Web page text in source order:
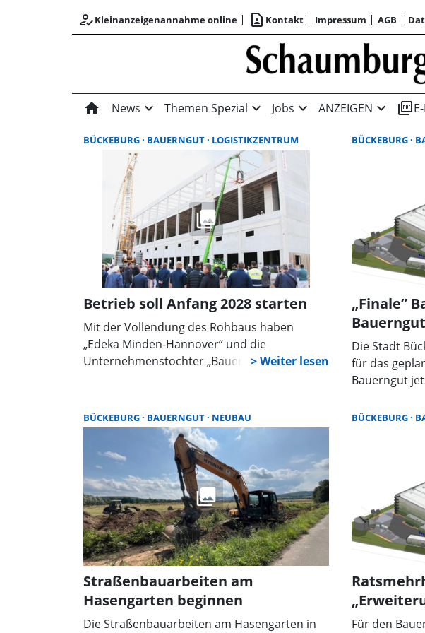
how_to_regKleinanzeigenannahme online contact_page Kontakt Impressum AGB
home News expand_more Themen Spezial expand_more Jobs expand_more ANZEIGEN expand_more picture_as_pdf
BÜCKEBURG BAUERNGUT LOGISTIKZENTRUM
Betrieb soll Anfang 2028 starten
Mit der Vollendung des Rohbaus haben
„Edeka Minden-Hannover“ und die
Unternehmenstochter „Bauerngut“ einen
Bückeburg vollzogen. Beim Richtfest mit
Vertretern aus Verwaltung, Politik und
Wirtschaft hoben die Redner die Bedeutung
des Projektes hervor, das Investitionen von
rund 180 Millionen Euro erfordert.
BÜCKEBURG
„Finale”
Die Stadt
für das
Bauerngut
2024 die
wurden die
Amtsblatt
den
Kraft.
BÜCKEBURG BAUERNGUT NEUBAU
Straßenbauarbeiten am
Hasengarten beginnen
Die Straßenbauarbeiten am Hasengarten in
BÜCKEBURG
Für den